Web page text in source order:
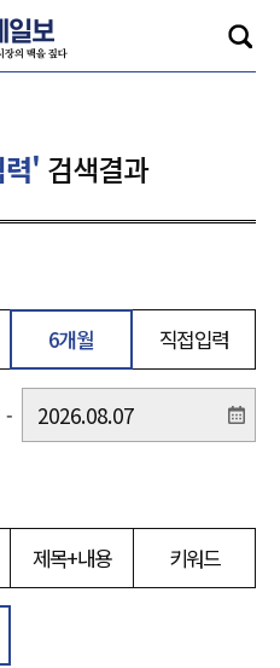
' 검색결과
6개월 직접입력
-
제목+내용 키워드